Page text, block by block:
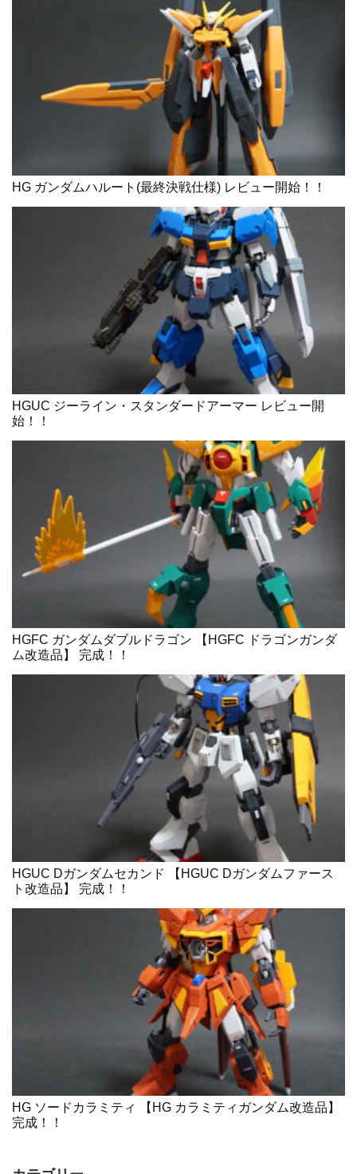
HG ガンダムハルート(最終決戦仕様) レビュー開始！！
HGUC ジーライン・スタンダードアーマー レビュー開
始！！
HGFC ガンダムダブルドラゴン 【HGFC ドラゴンガンダ
ム改造品】 完成！！
HGUC Dガンダムセカンド 【HGUC Dガンダムファース
ト改造品】 完成！！
HG ソードカラミティ 【HG カラミティガンダム改造品】
完成！！